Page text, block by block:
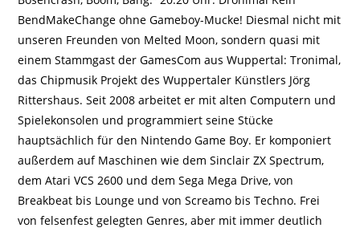
BendMakeChange ohne Gameboy-Mucke! Diesmal nicht mit
unseren Freunden von Melted Moon, sondern quasi mit
einem Stammgast der GamesCom aus Wuppertal: Tronimal,
das Chipmusik Projekt des Wuppertaler Künstlers Jörg
Rittershaus. Seit 2008 arbeitet er mit alten Computern und
Spielekonsolen und programmiert seine Stücke
hauptsächlich für den Nintendo Game Boy. Er komponiert
außerdem auf Maschinen wie dem Sinclair ZX Spectrum,
dem Atari VCS 2600 und dem Sega Mega Drive, von
Breakbeat bis Lounge und von Screamo bis Techno. Frei
von felsenfest gelegten Genres, aber mit immer deutlich